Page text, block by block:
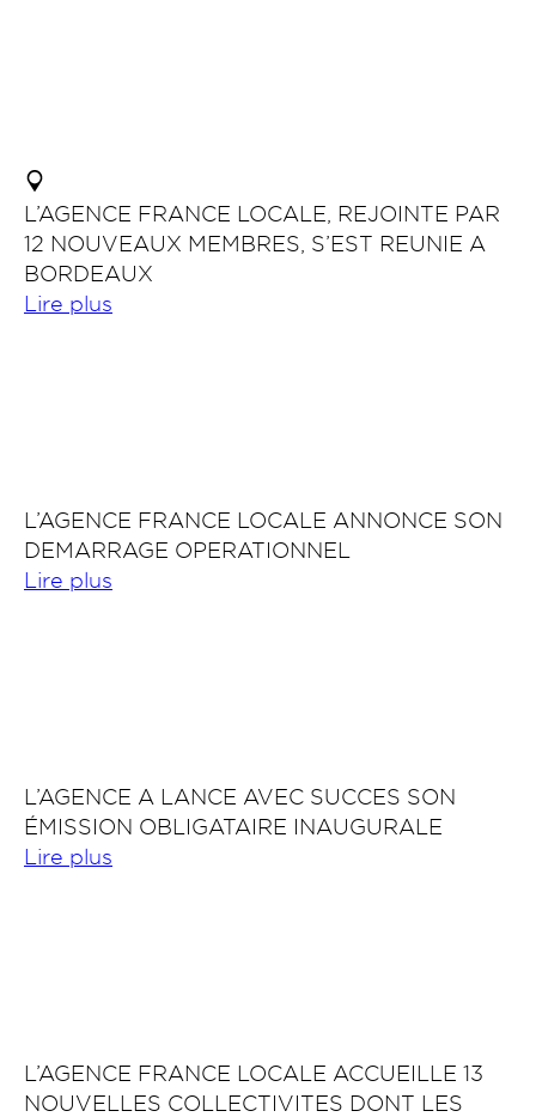
L’AGENCE FRANCE LOCALE, REJOINTE PAR
12 NOUVEAUX MEMBRES, S’EST REUNIE A
BORDEAUX
Lire plus
L’AGENCE FRANCE LOCALE ANNONCE SON
DEMARRAGE OPERATIONNEL
Lire plus
L’AGENCE A LANCE AVEC SUCCES SON
ÉMISSION OBLIGATAIRE INAUGURALE
Lire plus
L’AGENCE FRANCE LOCALE ACCUEILLE 13
NOUVELLES COLLECTIVITES DONT LES